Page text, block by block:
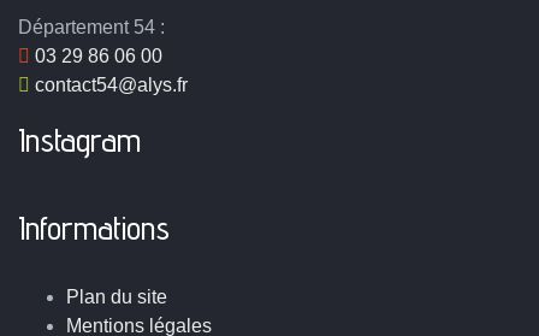
Département 54 :
03 29 86 06 00
contact54@alys.fr
Instagram
Informations
Plan du site
Mentions légales